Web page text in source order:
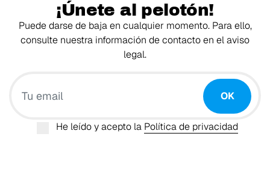
¡Únete al pelotón!
Puede darse de baja en cualquier momento. Para ello,
consulte nuestra información de contacto en el aviso
legal.
OK
He leído y acepto la Política de privacidad